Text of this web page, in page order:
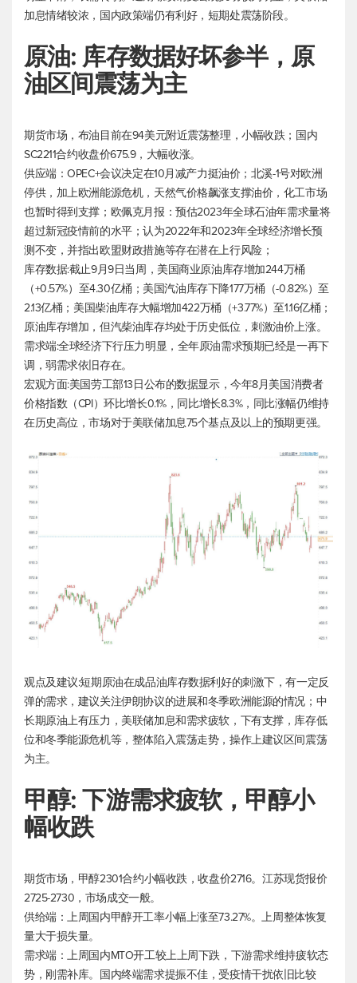
加息情绪较浓，国内政策端仍有利好，短期处震荡阶段。
原油: 库存数据好坏参半，原
油区间震荡为主
期货市场，布油目前在94美元附近震荡整理，小幅收跌；国内
SC2211合约收盘价675.9，大幅收涨。
供应端：OPEC+会议决定在10月减产力挺油价；北溪-1号对欧洲
停供，加上欧洲能源危机，天然气价格飙涨支撑油价，化工市场
也暂时得到支撑；欧佩克月报：预估2023年全球石油年需求量将
超过新冠疫情前的水平；认为2022年和2023年全球经济增长预
测不变，并指出欧盟财政措施等存在潜在上行风险；
库存数据:截止9月9日当周，美国商业原油库存增加244万桶
（+0.57%）至4.30亿桶；美国汽油库存下降177万桶（-0.82%）至
2.13亿桶；美国柴油库存大幅增加422万桶（+3.77%）至1.16亿桶；
原油库存增加，但汽柴油库存均处于历史低位，刺激油价上涨。
需求端:全球经济下行压力明显，全年原油需求预期已经是一再下
调，弱需求依旧存在。
宏观方面:美国劳工部13日公布的数据显示，今年8月美国消费者
价格指数（CPI）环比增长0.1%，同比增长8.3%，同比涨幅仍维持
在历史高位，市场对于美联储加息75个基点及以上的预期更强。
观点及建议:短期原油在成品油库存数据利好的刺激下，有一定反
弹的需求，建议关注伊朗协议的进展和冬季欧洲能源的情况；中
长期原油上有压力，美联储加息和需求疲软，下有支撑，库存低
位和冬季能源危机等，整体陷入震荡走势，操作上建议区间震荡
为主。
甲醇: 下游需求疲软，甲醇小
幅收跌
期货市场，甲醇2301合约小幅收跌，收盘价2716。江苏现货报价
2725-2730，市场成交一般。
供给端：上周国内甲醇开工率小幅上涨至73.27%。上周整体恢复
量大于损失量。
需求端：上周国内MTO开工较上上周下跌，下游需求维持疲软态
势，刚需补库。国内终端需求提振不佳，受疫情干扰依旧比较